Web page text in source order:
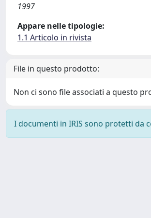
1997
Appare nelle tipologie:
1.1 Articolo in rivista
File in questo prodotto:
Non ci sono file associati a questo
I documenti in IRIS sono protetti da